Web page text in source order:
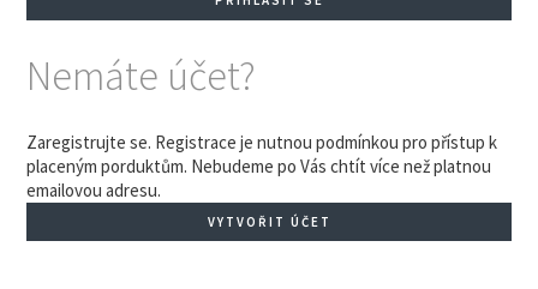
Nemáte účet?
Zaregistrujte se. Registrace je nutnou podmínkou pro přístup k
placeným porduktům. Nebudeme po Vás chtít více než platnou
emailovou adresu.
VYTVOŘIT ÚČET